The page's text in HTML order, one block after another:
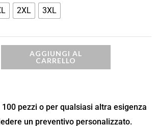
2XL 3XL
AGGIUNGI AL
CARRELLO
pezzi o per qualsiasi altra esigenza
un preventivo personalizzato.